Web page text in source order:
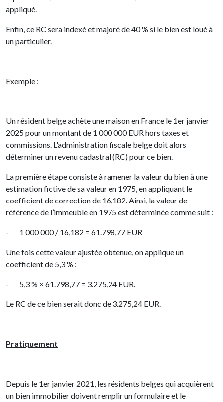
appliqué.
Enfin, ce RC sera indexé et majoré de 40 % si le bien est loué à
un particulier.
Exemple :
Un résident belge achète une maison en France le 1er janvier
2025 pour un montant de 1 000 000 EUR hors taxes et
commissions. L'administration fiscale belge doit alors
déterminer un revenu cadastral (RC) pour ce bien.
La première étape consiste à ramener la valeur du bien à une
estimation fictive de sa valeur en 1975, en appliquant le
coefficient de correction de 16,182. Ainsi, la valeur de
référence de l’immeuble en 1975 est déterminée comme suit :
- 1 000 000 / 16,182 ​= 61.798,77 EUR
Une fois cette valeur ajustée obtenue, on applique un
coefficient de 5,3 % :
- 5,3 % × 61.798,77 = 3.275,24 EUR.
Le RC de ce bien serait donc de 3.275,24 EUR.
Pratiquement
Depuis le 1er janvier 2021, les résidents belges qui acquièrent
un bien immobilier doivent remplir un formulaire et le